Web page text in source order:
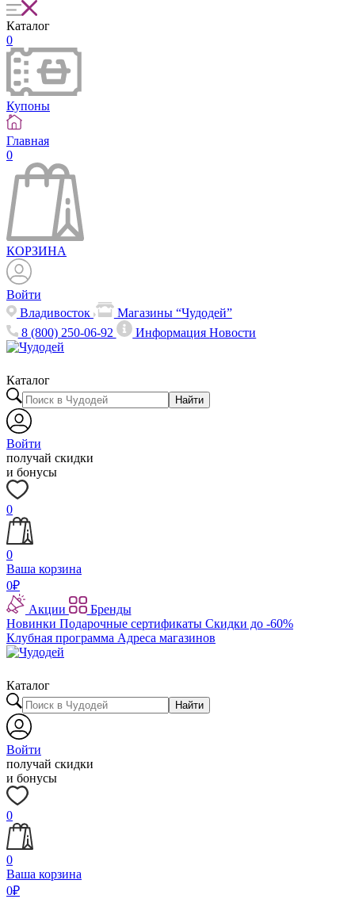
Каталог
0
Купоны
Главная
0
КОРЗИНА
Войти
Владивосток
Магазины “Чудодей”
8 (800) 250-06-92
ИнформацияНовости
Каталог
Найти
Войти
получай скидки
и бонусы
0
0
Ваша корзина
0₽
Акции
Бренды
Новинки Подарочные сертификаты Скидки до -60%
Клубная программа Адреса магазинов
Каталог
Найти
Войти
получай скидки
и бонусы
0
0
Ваша корзина
0₽